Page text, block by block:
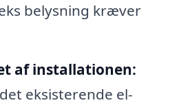
belysning kræver
af installationen:
eksisterende el-